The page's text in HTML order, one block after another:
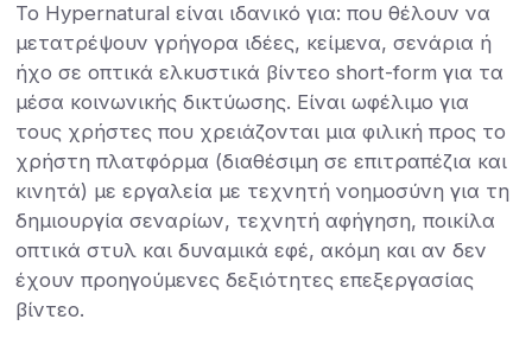
Το Hypernatural είναι ιδανικό για: που θέλουν να
μετατρέψουν γρήγορα ιδέες, κείμενα, σενάρια ή
ήχο σε οπτικά ελκυστικά βίντεο short-form για τα
μέσα κοινωνικής δικτύωσης. Είναι ωφέλιμο για
τους χρήστες που χρειάζονται μια φιλική προς το
χρήστη πλατφόρμα (διαθέσιμη σε επιτραπέζια και
κινητά) με εργαλεία με τεχνητή νοημοσύνη για τη
δημιουργία σεναρίων, τεχνητή αφήγηση, ποικίλα
οπτικά στυλ και δυναμικά εφέ, ακόμη και αν δεν
έχουν προηγούμενες δεξιότητες επεξεργασίας
βίντεο.